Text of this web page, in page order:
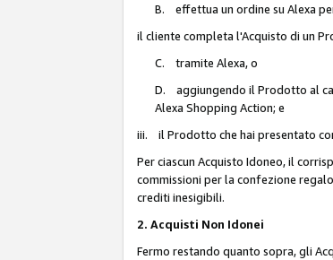
B. effettua un ordine su Alexa
il cliente completa l'Acquisto di un
C. tramite Alexa, o
D. aggiungendo il Prodotto al
Alexa Shopping Action; e
iii. il Prodotto che hai presentato
Per ciascun Acquisto Idoneo, il
commissioni per la confezione
crediti inesigibili.
2. Acquisti Non Idonei
Fermo restando quanto sopra, gli